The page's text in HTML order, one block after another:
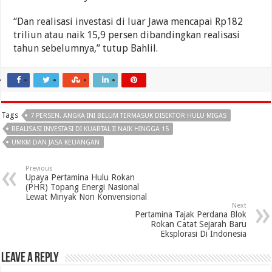
“Dan realisasi investasi di luar Jawa mencapai Rp182
triliun atau naik 15,9 persen dibandingkan realisasi
tahun sebelumnya,” tutup Bahlil.
Tags
7 PERSEN. ANGKA INI BELUM TERMASUK DISEKTOR HULU MIGAS
REALISASI INVESTASI DI KUARTAL II NAIK HINGGA 15
UMKM DAN JASA KEUANGAN
Previous
Upaya Pertamina Hulu Rokan
(PHR) Topang Energi Nasional
Lewat Minyak Non Konvensional
Next
Pertamina Tajak Perdana Blok
Rokan Catat Sejarah Baru
Eksplorasi Di Indonesia
Leave a Reply